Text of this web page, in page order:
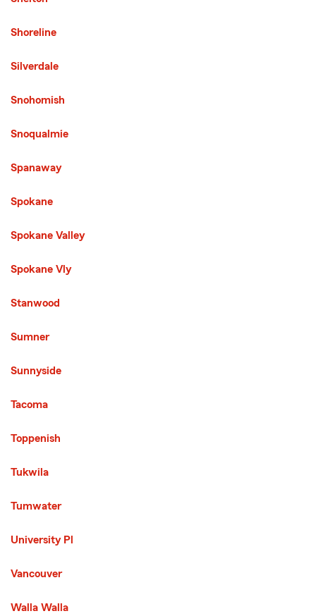
Shoreline
Silverdale
Snohomish
Snoqualmie
Spanaway
Spokane
Spokane Valley
Spokane Vly
Stanwood
Sumner
Sunnyside
Tacoma
Toppenish
Tukwila
Tumwater
University Pl
Vancouver
Walla Walla